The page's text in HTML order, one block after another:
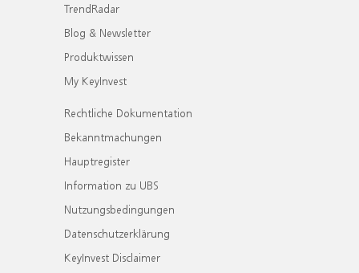
TrendRadar
Blog & Newsletter
Produktwissen
My KeyInvest
Rechtliche Dokumentation
Bekanntmachungen
Hauptregister
Information zu UBS
Nutzungsbedingungen
Datenschutzerklärung
KeyInvest Disclaimer